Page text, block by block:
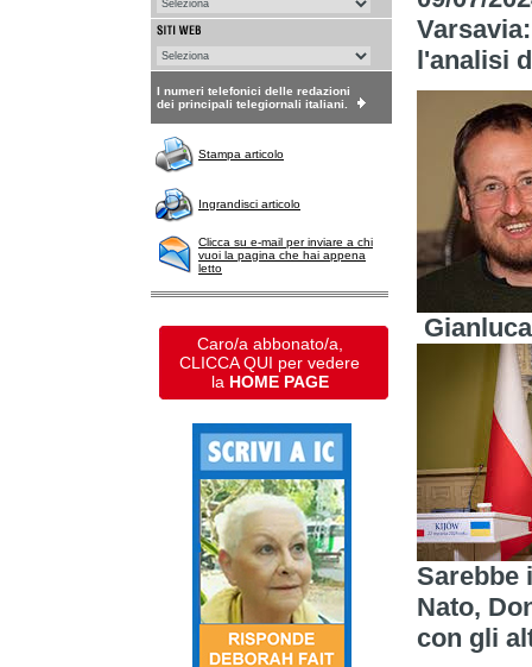
I numeri telefonici delle redazioni
dei principali telegiornali italiani.
Stampa articolo
Ingrandisci articolo
Clicca su e-mail per inviare a chi
vuoi la pagina che hai appena
letto
Caro/a abbonato/a,
CLICCA QUI per vedere
la HOME PAGE
l'analisi
Sarebbe
Nato,
con gli